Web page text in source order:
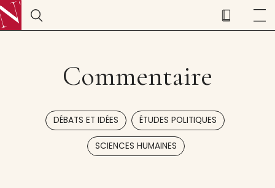
Commentaire
DÉBATS ET IDÉES ÉTUDES POLITIQUES
SCIENCES HUMAINES